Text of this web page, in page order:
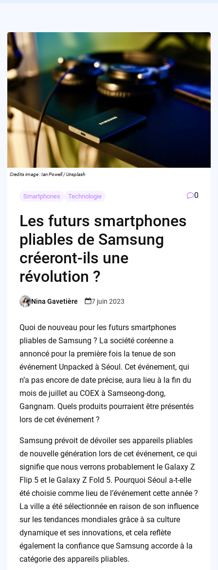
Credits image : Ian Powell / Unsplash
Smartphones Technologie 0
Les futurs smartphones
pliables de Samsung
créeront-ils une
révolution ?
Posted
Nina Gavetière 7 juin 2023
Quoi de nouveau pour les futurs smartphones
pliables de Samsung ? La société coréenne a
annoncé pour la première fois la tenue de son
événement Unpacked à Séoul. Cet événement, qui
n’a pas encore de date précise, aura lieu à la fin du
mois de juillet au COEX à Samseong-dong,
Gangnam. Quels produits pourraient être présentés
lors de cet événement ?
Samsung prévoit de dévoiler ses appareils pliables
de nouvelle génération lors de cet événement, ce qui
signifie que nous verrons probablement le Galaxy Z
Flip 5 et le Galaxy Z Fold 5. Pourquoi Séoul a-t-elle
été choisie comme lieu de l’événement cette année ?
La ville a été sélectionnée en raison de son influence
sur les tendances mondiales grâce à sa culture
dynamique et ses innovations, et cela reflète
également la confiance que Samsung accorde à la
catégorie des appareils pliables.